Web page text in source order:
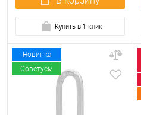
Купить в 1 клик
Новинка
Советуем